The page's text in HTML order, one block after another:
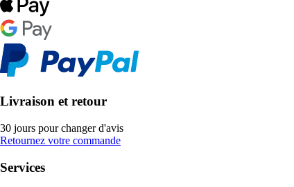
Livraison et retour
30 jours pour changer d'avis
Retournez votre commande
Services